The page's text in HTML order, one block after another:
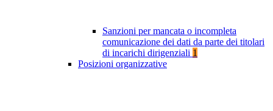
Sanzioni per mancata o incompleta
comunicazione dei dati da parte dei titolari
di incarichi dirigenziali 1
Posizioni organizzative